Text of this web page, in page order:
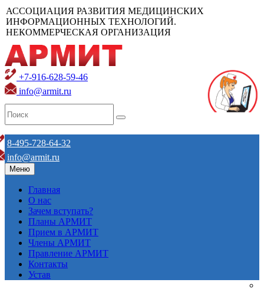
АССОЦИАЦИЯ РАЗВИТИЯ МЕДИЦИНСКИХ
ИНФОРМАЦИОННЫХ ТЕХНОЛОГИЙ.
НЕКОММЕРЧЕСКАЯ ОРГАНИЗАЦИЯ
+7-916-628-59-46
info@armit.ru
8-495-728-64-32
info@armit.ru
Меню
Главная
О нас
Зачем вступать?
Планы АРМИТ
Прием в АРМИТ
Члены АРМИТ
Правление АРМИТ
Контакты
Устав